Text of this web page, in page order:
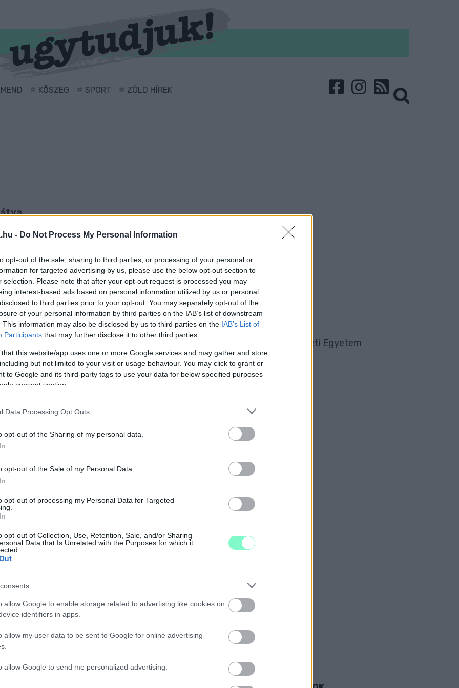
- Do Not Process My Personal Information
opt-out of the sale, sharing to third parties, or processing of your personal or
for targeted advertising by us, please use the below opt-out section to
selection. Please note that after your opt-out request is processed you may
interest-based ads based on personal information utilized by us or personal
to third parties prior to your opt-out. You may separately opt-out of the
of your personal information by third parties on the IAB’s list of downstream
This information may also be disclosed by us to third parties on the IAB’s List of
Participants that may further disclose it to other third parties.
that this website/app uses one or more Google services and may gather and store
but not limited to your visit or usage behaviour. You may click to grant or
to Google and its third-party tags to use your data for below specified purposes
consent section.
Data Processing Opt Outs
opt-out of the Sharing of my personal data.
opt-out of the Sale of my Personal Data.
opt-out of processing my Personal Data for Targeted
opt-out of Collection, Use, Retention, Sale, and/or Sharing
Data that Is Unrelated with the Purposes for which it
allow Google to enable storage related to advertising like cookies on
identifiers in apps.
allow my user data to be sent to Google for online advertising
allow Google to send me personalized advertising.
KŐSZEG SPORT ZÖLD HÍREK
ÚJ KURATÓRIUMÁNAK TAGJAI
kegyenceket.
GENERÁCIÓ TÖRTÉNETE
Magyarországon? Interjú Sipos Lászlóval, a Színház- és Filmművészeti Egyetem
MERT FREESZFE MASZKOT VISELT
UTCAI ÉPÜLETRŐL
EL A FÉLÉVÉT
AZ ÚJ SZFE-N
SZFE-ÉRT